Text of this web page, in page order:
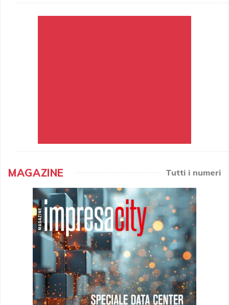
MAGAZINE Tutti i numeri